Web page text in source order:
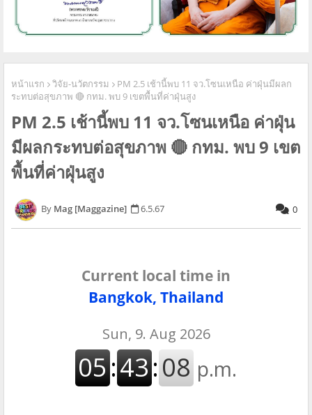
หน้าแรก วิจัย-นวัตกรรม
PM 2.5 เช้านี้พบ 11 จว.โซนเหนือ ค่าฝุ่นมีผลก
ระทบต่อสุขภาพ 🔴 กทม. พบ 9 เขตพื้นที่ค่าฝุ่นสูง
PM 2.5 เช้านี้พบ 11 จว.โซนเหนือ ค่าฝุ่น
มีผลกระทบต่อสุขภาพ 🔴 กทม. พบ 9 เขต
พื้นที่ค่าฝุ่นสูง
Mag [Maggazine] 6.5.67 0
Current local time in
Bangkok, Thailand